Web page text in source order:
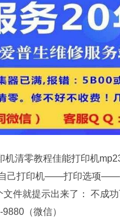
清零教程佳能打印机
打印机——打印选项——
件就提示出来了： 不成
（微信）